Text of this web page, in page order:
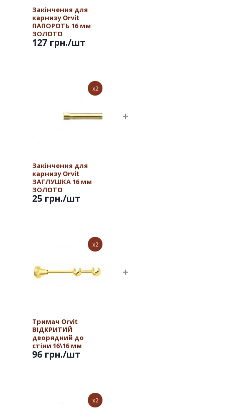
Закінчення для
карнизу Orvit
ПАПОРОТЬ 16 мм
ЗОЛОТО
127 грн./шт
x2
Закінчення для
карнизу Orvit
ЗАГЛУШКА 16 мм
ЗОЛОТО
25 грн./шт
x2
Тримач Orvit
ВІДКРИТИЙ
дворядний до
стіни 16\16 мм
ЗОЛОТО
96 грн./шт
x2